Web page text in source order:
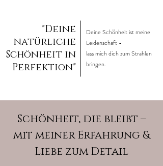
"Deine
natürliche
Schönheit in
Perfektion"
Deine Schönheit ist meine
Leidenschaft -
lass mich dich zum Strahlen
bringen.
Schönheit, die bleibt –
mit meiner Erfahrung &
Liebe zum Detail